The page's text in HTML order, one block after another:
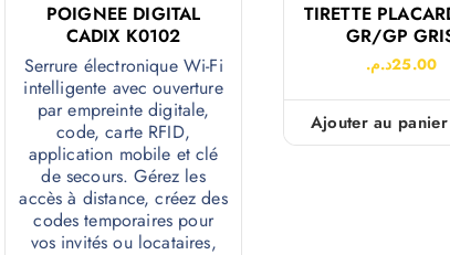
POIGNEE DIGITAL
CADIX K0102
Serrure électronique Wi-Fi
intelligente avec ouverture
par empreinte digitale,
code, carte RFID,
application mobile et clé
de secours. Gérez les
accès à distance, créez des
codes temporaires pour
vos invités ou locataires,
TIRETTE
GR/GP
25.00د.م.
Ajouter au panier